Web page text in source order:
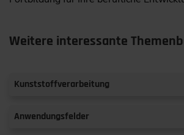
Weitere interessante
Kunststoffverarbeitung
Anwendungsfelder